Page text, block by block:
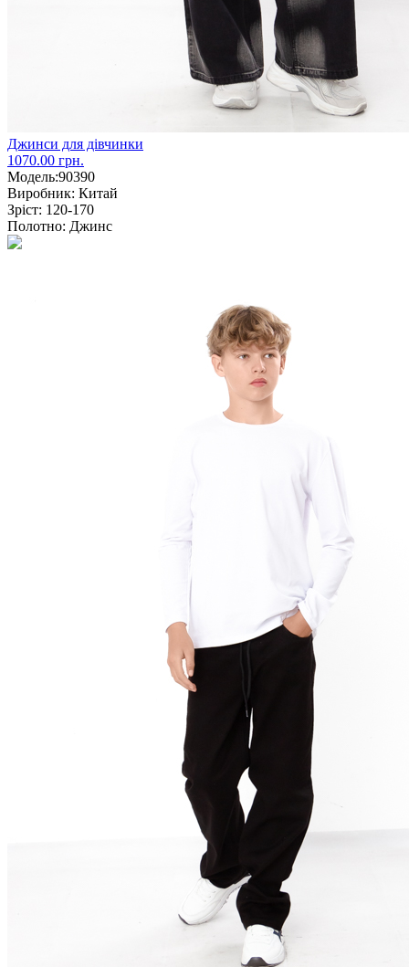
Джинси для дівчинки
1070.00 грн.
Модель:90390
Виробник: Китай
Зріст: 120-170
Полотно: Джинс